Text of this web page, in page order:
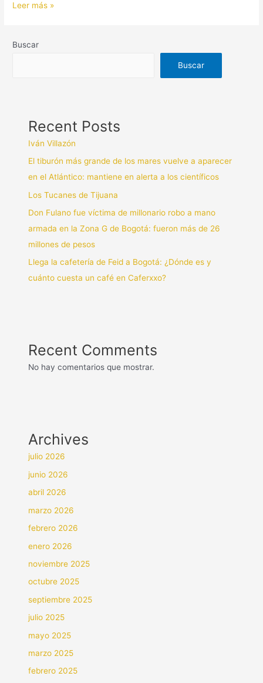
Leer más »
Buscar
Buscar
Recent Posts
Iván Villazón
El tiburón más grande de los mares vuelve a aparecer
en el Atlántico: mantiene en alerta a los científicos
Los Tucanes de Tijuana
Don Fulano fue víctima de millonario robo a mano
armada en la Zona G de Bogotá: fueron más de 26
millones de pesos
Llega la cafetería de Feid a Bogotá: ¿Dónde es y
cuánto cuesta un café en Caferxxo?
Recent Comments
No hay comentarios que mostrar.
Archives
julio 2026
junio 2026
abril 2026
marzo 2026
febrero 2026
enero 2026
noviembre 2025
octubre 2025
septiembre 2025
julio 2025
mayo 2025
marzo 2025
febrero 2025